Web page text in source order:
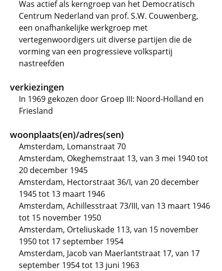
Was actief als kerngroep van het Democratisch
Centrum Nederland van prof. S.W. Couwenberg,
een onafhankelijke werkgroep met
vertegenwoordigers uit diverse partijen die de
vorming van een progressieve volkspartij
nastreefden
verkiezingen
In 1969 gekozen door Groep III: Noord-Holland en
Friesland
woonplaats(en)/adres(sen)
Amsterdam, Lomanstraat 70
Amsterdam, Okeghemstraat 13, van 3 mei 1940 tot
20 december 1945
Amsterdam, Hectorstraat 36/I, van 20 december
1945 tot 13 maart 1946
Amsterdam, Achillesstraat 73/III, van 13 maart 1946
tot 15 november 1950
Amsterdam, Orteliuskade 113, van 15 november
1950 tot 17 september 1954
Amsterdam, Jacob van Maerlantstraat 17, van 17
september 1954 tot 13 juni 1963